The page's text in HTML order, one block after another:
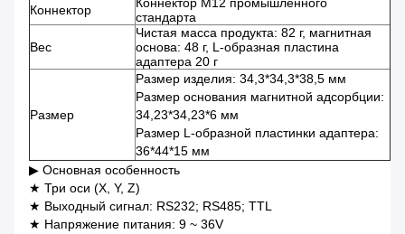
Коннектор
Коннектор M12 промышленного
стандарта
Вес
Чистая масса продукта: 82 г, магнитная
основа: 48 г, L-образная пластина
адаптера 20 г
Размер
Размер изделия: 34,3*34,3*38,5 мм
Размер основания магнитной адсорбции:
34,23*34,23*6 мм
Размер L-образной пластинки адаптера:
36*44*15 мм
▶ Основная особенность
★ Три оси (X, Y, Z)
★ Выходный сигнал: RS232; RS485; TTL
★ Напряжение питания: 9 ~ 36V